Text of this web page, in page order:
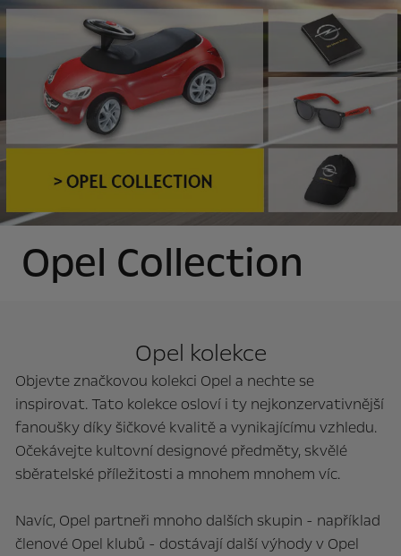
Opel Collection
Opel kolekce
Objevte značkovou kolekci Opel a nechte se
inspirovat. Tato kolekce osloví i ty nejkonzervativnější
fanoušky díky šičkové kvalitě a vynikajícímu vzhledu.
Očekávejte kultovní designové předměty, skvělé
sběratelské příležitosti a mnohem mnohem víc.
Navíc, Opel partneři mnoho dalších skupin - například
členové Opel klubů - dostávají další výhody v Opel